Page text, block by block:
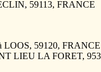
59113, FRANCE
LOOS, 59120, FRANCE
LIEU LA FORET,